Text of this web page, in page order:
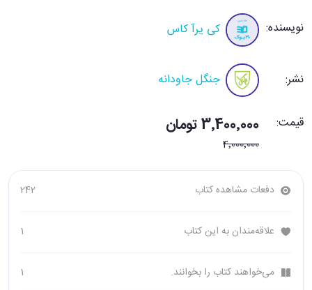
نویسنده: کی یرآ کاس
نشر: جنگل جاودانه
قیمت: 3٬400٬000 تومان
4٬000٬000
دفعات مشاهده کتاب 242
علاقه‌مندان به این کتاب 1
می‌خواهند کتاب را بخوانند. 1